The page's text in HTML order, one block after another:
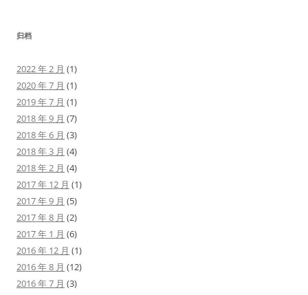
归档
2022 年 2 月 (1)
2020 年 7 月 (1)
2019 年 7 月 (1)
2018 年 9 月 (7)
2018 年 6 月 (3)
2018 年 3 月 (4)
2018 年 2 月 (4)
2017 年 12 月 (1)
2017 年 9 月 (5)
2017 年 8 月 (2)
2017 年 1 月 (6)
2016 年 12 月 (1)
2016 年 8 月 (12)
2016 年 7 月 (3)